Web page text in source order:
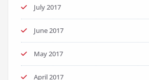
July 2017
June 2017
May 2017
April 2017